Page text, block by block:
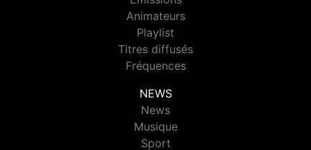
Animateurs
Playlist
Titres diffusés
Fréquences
NEWS
News
Musique
Sport